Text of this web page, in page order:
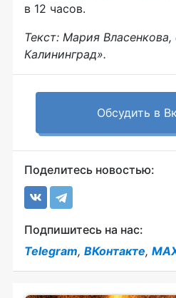
в 12 часов.
Текст: Мария
Калининград».
Обсудить в
Поделитесь новостью:
Подпишитесь на нас:
Telegram, ВКонтакте,